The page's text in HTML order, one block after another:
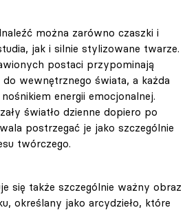
można zarówno czaszki i
jak i silnie stylizowane twarze.
postaci przypominają
wewnętrznego świata, a każda
energii emocjonalnej.
światło dzienne dopiero po
postrzegać je jako szczególnie
twórczego.
się także szczególnie ważny obraz
określany jako arcydzieło, które